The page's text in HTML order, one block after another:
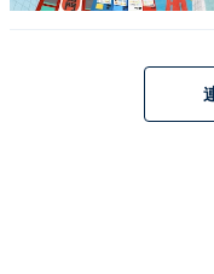
所在地：愛知県半田
アクセス：知多半島